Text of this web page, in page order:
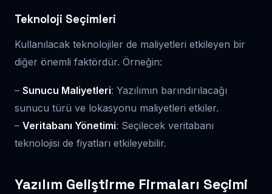
Teknoloji Seçimleri
Kullanılacak teknolojiler de maliyetleri etkileyen bir
diğer önemli faktördür. Örneğin:
– Sunucu Maliyetleri: Yazılımın barındırılacağı
sunucu türü ve lokasyonu maliyetleri etkiler.
– Veritabanı Yönetimi: Seçilecek veritabanı
teknolojisi de fiyatları etkileyebilir.
Yazılım Geliştirme Firmaları Seçimi